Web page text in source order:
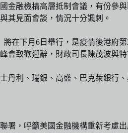
金融機構高層抵制會議，有份參
其見面會談，情況十分諷刺。
在下月6日舉行，是疫情後港府
會致歡迎辭，財政司長陳茂波與
丹利、瑞銀、高盛、巴克萊銀行
署，呼籲美國金融機構重新考慮